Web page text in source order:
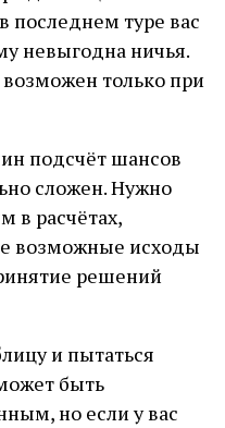
последнем туре вас
невыгодна ничья.
только при
подсчёт шансов
сложен. Нужно
в расчётах,
возможные исходы
решений
и пытаться
быть
но если у вас